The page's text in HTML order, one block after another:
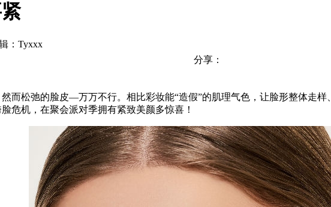
：Tyxxx
分享：
而松弛的脸皮—万万不行。相比彩妆能“造假”的肌理气色，让脸形整体走
危机，在聚会派对季拥有紧致美颜多惊喜！